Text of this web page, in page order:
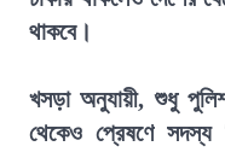
থাকবে।
খসড়া অনুযায়ী, শুধু
থেকেও প্রেষণে